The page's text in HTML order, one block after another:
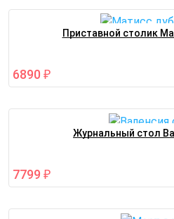
Приставной столик
6890 ₽
Журнальный стол
7799 ₽